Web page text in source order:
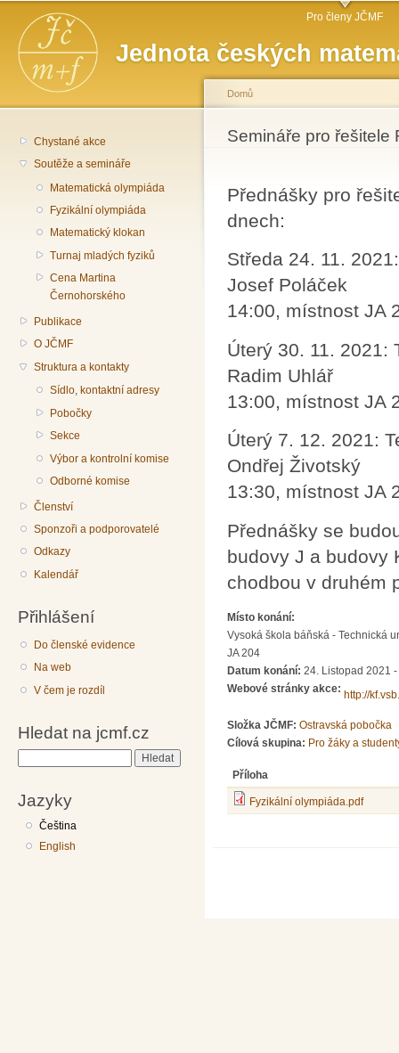
Jednota českých
Hlavní menu Pro členy JČMF
Chystané akce
Soutěže a semináře
Matematická olympiáda
Fyzikální olympiáda
Matematický klokan
Turnaj mladých fyziků
Cena Martina
Černohorského
Publikace
O JČMF
Struktura a kontakty
Sídlo, kontaktní adresy
Pobočky
Sekce
Výbor a kontrolní komise
Odborné komise
Členství
Sponzoři a podporovatelé
Odkazy
Kalendář
Přihlášení
Do členské evidence
Na web
V čem je rozdíl
Hledat na jcmf.cz
Jazyky
Čeština
English
Jste zde
Domů
Semináře pro řešitele
Přednášky pro
dnech:
Středa 24. 11.
Josef Poláček
14:00, místnost JA
Úterý 30. 11. 2021:
Radim Uhlář
13:00, místnost JA
Úterý 7. 12. 2021:
Ondřej Životský
13:30, místnost JA
Přednášky se
budovy J a budovy
chodbou v druhém
Místo konání:
Vysoká škola báňská - Technická
JA 204
Datum konání: 24. Listopad 2021
Webové stránky akce:
http://
Složka JČMF: Ostravská pobočka
Cílová skupina: Pro žáky a
Příloha
Fyzikální olympiáda.pdf